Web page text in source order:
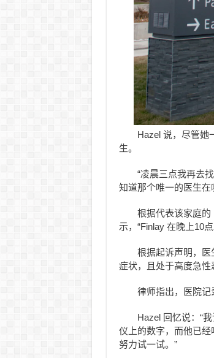
Hazel 说，尽管她
生。
“凌晨三点我再去
知道那个唯一的医生在
根据代表该家庭的
示，“Finlay 在晚上10
根据起诉声明，医
症状，且处于高度急性
律师指出，医院记
Hazel 回忆说：“
仪上的数字，而他已经
努力试一试。”